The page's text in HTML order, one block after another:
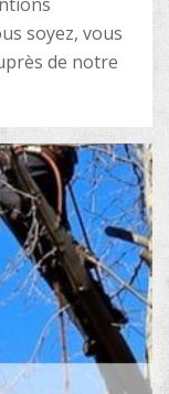
soyez, vous
de notre